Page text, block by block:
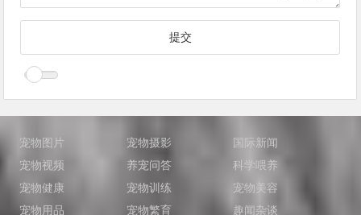
宠物图片 宠物摄影
国际新闻
宠物视频
养宠问答
科学喂养
宠物健康
宠物训练
宠物美容
宠物用品
宠物繁育 趣闻杂谈